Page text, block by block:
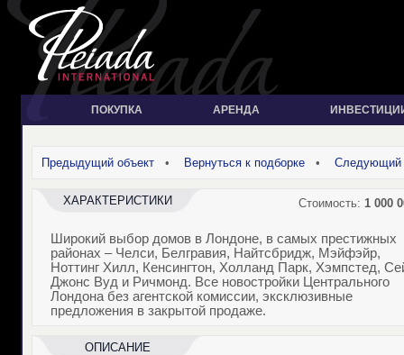
ПОКУПКА АРЕНДА
Предыдущий объект• Вернуться к подборке• Следующий
Стоимость: 1 000
ХАРАКТЕРИСТИКИ
Широкий выбор домов в Лондоне, в самых престижных
районах – Челси, Белгравия, Найтсбридж, Мэйфэйр,
Ноттинг Хилл, Кенсингтон, Холланд Парк, Хэмпстед,
Джонс Вуд и Ричмонд. Все новостройки Центрального
Лондона без агентской комиссии, эксклюзивные
предложения в закрытой продаже.
ОПИСАНИЕ